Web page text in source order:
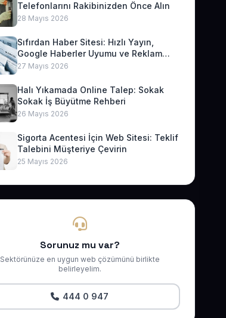
Telefonlarını Rakibinizden Önce Alın
28 Mayıs 2026
Sıfırdan Haber Sitesi: Hızlı Yayın,
Google Haberler Uyumu ve Reklam
Geliri
27 Mayıs 2026
Halı Yıkamada Online Talep: Sokak
Sokak İş Büyütme Rehberi
26 Mayıs 2026
Sigorta Acentesi İçin Web Sitesi: Teklif
Talebini Müşteriye Çevirin
25 Mayıs 2026
Sorunuz mu var?
Sektörünüze en uygun web çözümünü birlikte
belirleyelim.
444 0 947